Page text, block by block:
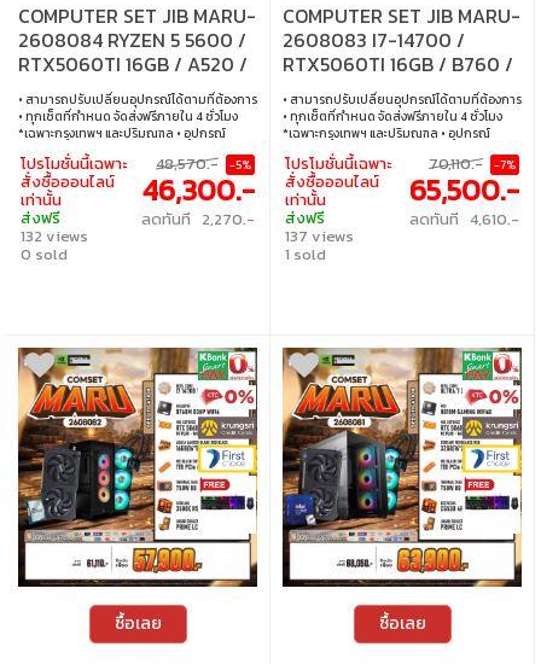
COMPUTER SET JIB MARU-
2608084 RYZEN 5 5600 /
RTX5060TI 16GB / A520 /
32GB DDR4 / M.2 1TB
• สามารถปรับเปลี่ยนอุปกรณ์ได้ตามที่ต้องการ
• ทุกเซ็ตที่กำหนด จัดส่งฟรีภายใน 4 ชั่วโมง
*เฉพาะกรุงเทพฯ และปริมณฑล • อุปกรณ์
คอมพิวเตอร์เสียภายใน 30 วัน นับจากวันซื้อ
เปลี่ยนอุปกรณ์คอมพิวเตอร์ใหม่ให้ทันที
ภายใน 24 ชั่วโมง เฉพาะซื้อผ่าน JIB Online
เท่านั้น (เงื่อนไขเป็นไปตามที่กำหนด) • ผ่อน
สบายๆ 0% นาน 10 เดือน ทุกเซ็ต • บริการ
ซ่อมและตรวจเช็คอาการ ฟรี! ได้ที่เจไอบีกว่า 140
สาขา ทั่วประเทศ
โปรโมชั่นนี้เฉพาะ
สั่งซื้อออนไลน์
เท่านั้น
ส่งฟรี
132 views
0 sold
48,570.- -5%
46,300.-
ลดทันที 2,270.-
COMPUTER SET JIB MARU-
2608083 I7-14700 /
RTX5060TI 16GB / B760 /
32GB DDR5 / M.2 1TB
• สามารถปรับเปลี่ยนอุปกรณ์ได้ตามที่ต้องการ
• ทุกเซ็ตที่กำหนด จัดส่งฟรีภายใน 4 ชั่วโมง
*เฉพาะกรุงเทพฯ และปริมณฑล • อุปกรณ์
คอมพิวเตอร์เสียภายใน 30 วัน นับจากวันซื้อ
เปลี่ยนอุปกรณ์คอมพิวเตอร์ใหม่ให้ทันที
ภายใน 24 ชั่วโมง เฉพาะซื้อผ่าน JIB Online
เท่านั้น (เงื่อนไขเป็นไปตามที่กำหนด) • ผ่อน
สบายๆ 0% นาน 10 เดือน ทุกเซ็ต • บริการ
ซ่อมและตรวจเช็คอาการ ฟรี! ได้ที่เจไอบีกว่า 140
สาขา ทั่วประเทศ
โปรโมชั่นนี้เฉพาะ
สั่งซื้อออนไลน์
เท่านั้น
ส่งฟรี
137 views
1 sold
70,110.- -7%
65,500.-
ลดทันที 4,610.-
ซื้อเลย ซื้อเลย